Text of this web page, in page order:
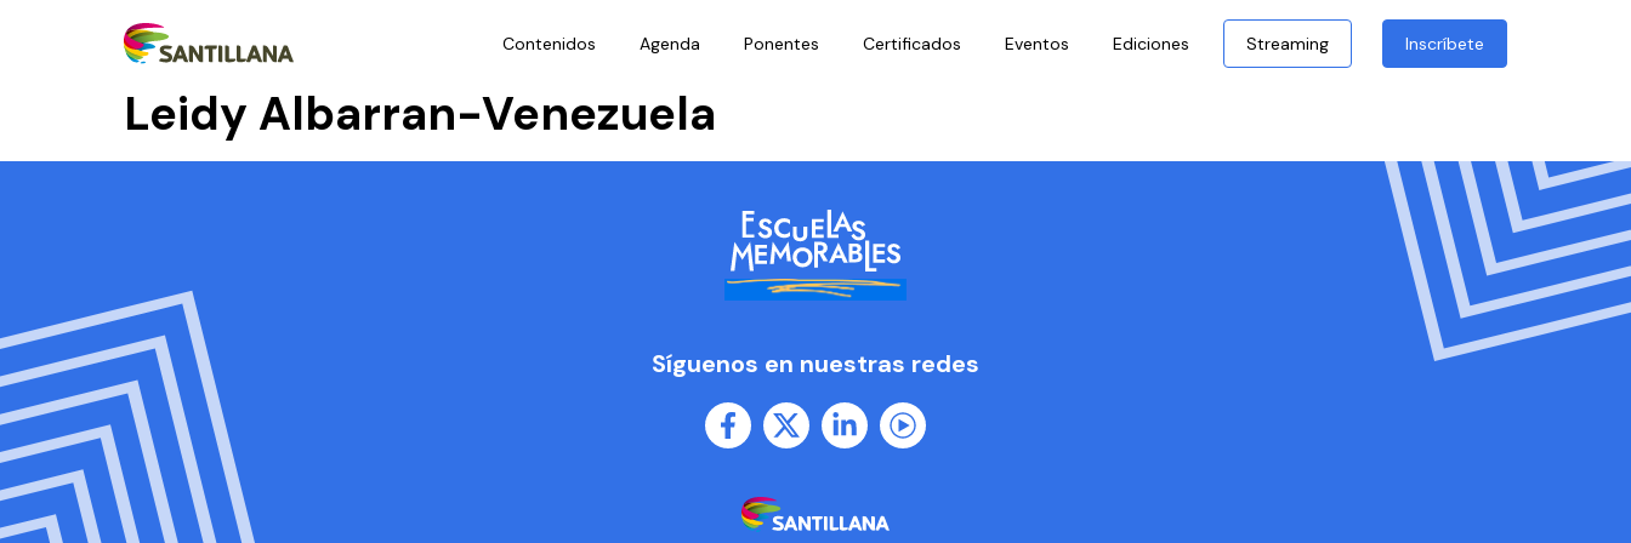
Contenidos Agenda Ponentes Certificados Eventos Ediciones Streaming Inscríbete
Leidy Albarran-Venezuela
Síguenos en nuestras redes